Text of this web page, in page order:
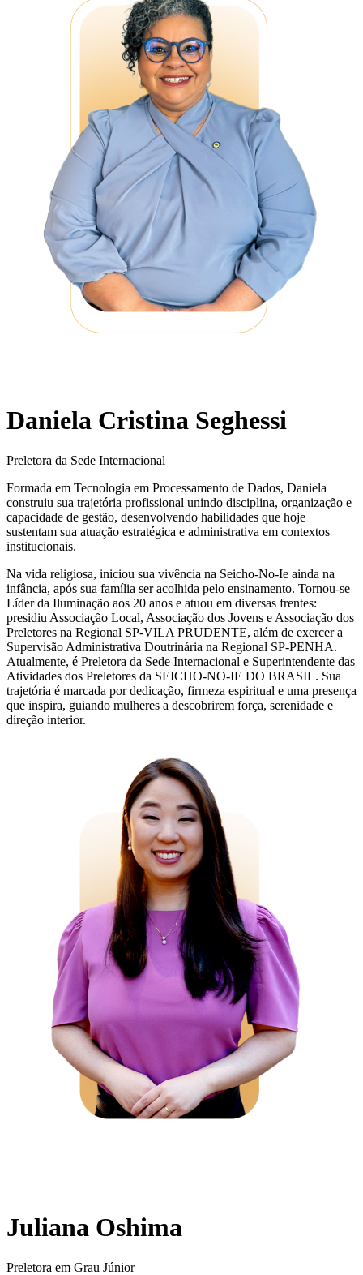
Daniela Cristina Seghessi
Preletora da Sede Internacional
Formada em Tecnologia em Processamento de Dados, Daniela
construiu sua trajetória profissional unindo disciplina, organização e
capacidade de gestão, desenvolvendo habilidades que hoje
sustentam sua atuação estratégica e administrativa em contextos
institucionais.
Na vida religiosa, iniciou sua vivência na Seicho-No-Ie ainda na
infância, após sua família ser acolhida pelo ensinamento. Tornou-se
Líder da Iluminação aos 20 anos e atuou em diversas frentes:
presidiu Associação Local, Associação dos Jovens e Associação dos
Preletores na Regional SP-VILA PRUDENTE, além de exercer a
Supervisão Administrativa Doutrinária na Regional SP-PENHA.
Atualmente, é Preletora da Sede Internacional e Superintendente das
Atividades dos Preletores da SEICHO-NO-IE DO BRASIL. Sua
trajetória é marcada por dedicação, firmeza espiritual e uma presença
que inspira, guiando mulheres a descobrirem força, serenidade e
direção interior.
Juliana Oshima
Preletora em Grau Júnior